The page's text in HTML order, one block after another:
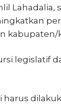
kabupaten/
legislatif